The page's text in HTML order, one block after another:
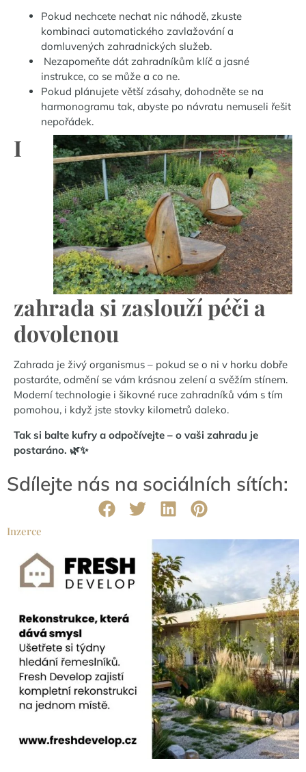
Pokud nechcete nechat nic náhodě, zkuste
kombinaci automatického zavlažování a
domluvených zahradnických služeb.
Nezapomeňte dát zahradníkům klíč a jasné
instrukce, co se může a co ne.
Pokud plánujete větší zásahy, dohodněte se na
harmonogramu tak, abyste po návratu nemuseli řešit
nepořádek.
I
zahrada si zaslouží péči a
dovolenou
Zahrada je živý organismus – pokud se o ni v horku dobře
postaráte, odmění se vám krásnou zelení a svěžím stínem.
Moderní technologie i šikovné ruce zahradníků vám s tím
pomohou, i když jste stovky kilometrů daleko.
Tak si balte kufry a odpočívejte – o vaši zahradu je
postaráno. 🌿✨
Sdílejte nás na sociálních sítích:
Inzerce